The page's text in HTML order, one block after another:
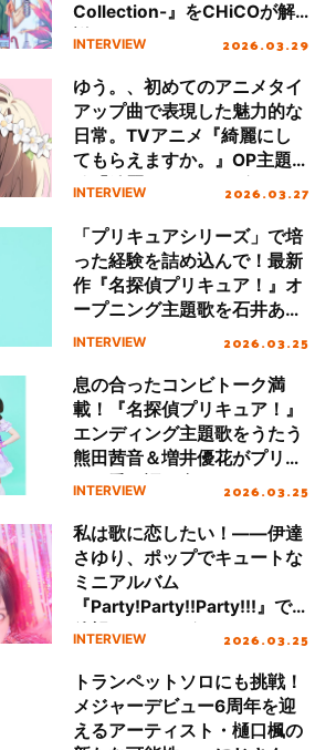
Collection-』をCHiCOが解
説！
INTERVIEW 2026.03.29
ゆう。、初めてのアニメタイ
アップ曲で表現した魅力的な
日常。TVアニメ『綺麗にし
てもらえますか。』OP主題
歌「綺麗。」インタビュー！
INTERVIEW 2026.03.27
「プリキュアシリーズ」で培
った経験を詰め込んで！最新
作『名探偵プリキュア！』オ
ープニング主題歌を石井あみ
が語り尽くす。
INTERVIEW 2026.03.25
息の合ったコンビトーク満
載！『名探偵プリキュア！』
エンディング主題歌をうたう
熊田茜音＆増井優花がプリキ
ュア愛を語り合う。
INTERVIEW 2026.03.25
私は歌に恋したい！――伊達
さゆり、ポップでキュートな
ミニアルバム
『Party!Party!!Party!!!』で
待望のソロデビュー！
INTERVIEW 2026.03.25
トランペットソロにも挑戦！
メジャーデビュー6周年を迎
えるアーティスト・樋口楓の